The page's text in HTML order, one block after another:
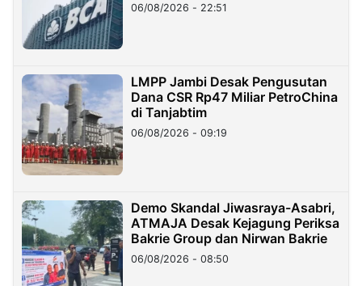
06/08/2026 - 22:51
LMPP Jambi Desak Pengusutan
Dana CSR Rp47 Miliar PetroChina
di Tanjabtim
06/08/2026 - 09:19
Demo Skandal Jiwasraya-Asabri,
ATMAJA Desak Kejagung Periksa
Bakrie Group dan Nirwan Bakrie
06/08/2026 - 08:50